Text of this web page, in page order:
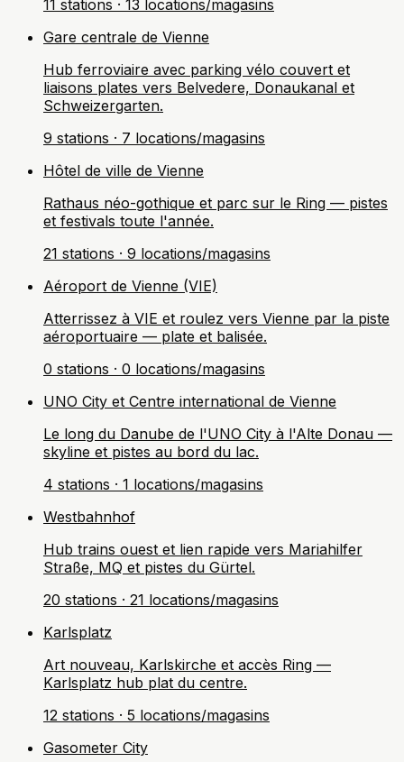
11 stations · 13 locations/magasins
Gare centrale de Vienne
Hub ferroviaire avec parking vélo couvert et
liaisons plates vers Belvedere, Donaukanal et
Schweizergarten.
9 stations · 7 locations/magasins
Hôtel de ville de Vienne
Rathaus néo-gothique et parc sur le Ring — pistes
et festivals toute l'année.
21 stations · 9 locations/magasins
Aéroport de Vienne (VIE)
Atterrissez à VIE et roulez vers Vienne par la piste
aéroportuaire — plate et balisée.
0 stations · 0 locations/magasins
UNO City et Centre international de Vienne
Le long du Danube de l'UNO City à l'Alte Donau —
skyline et pistes au bord du lac.
4 stations · 1 locations/magasins
Westbahnhof
Hub trains ouest et lien rapide vers Mariahilfer
Straße, MQ et pistes du Gürtel.
20 stations · 21 locations/magasins
Karlsplatz
Art nouveau, Karlskirche et accès Ring —
Karlsplatz hub plat du centre.
12 stations · 5 locations/magasins
Gasometer City